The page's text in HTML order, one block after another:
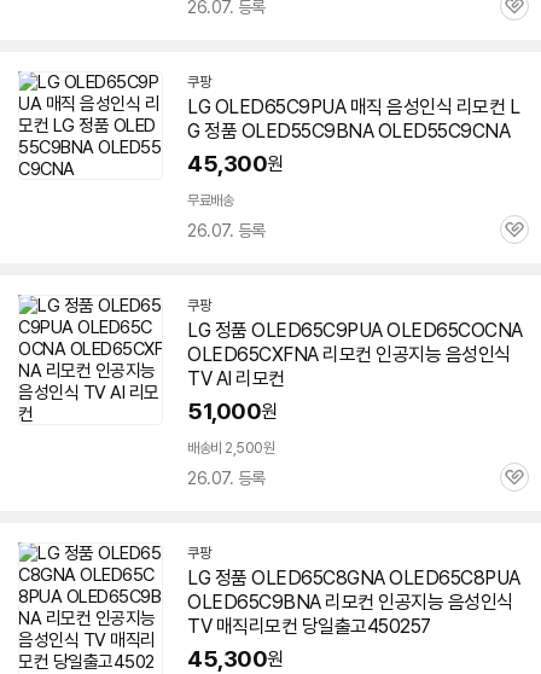
26.07. 등록
관
쿠팡
LG OLED65C9PUA 매직 음성인식 리모컨 L
G 정품 OLED55C9BNA OLED55C9CNA
45,300원
무료배송
26.07. 등록
관
쿠팡
LG 정품 OLED65C9PUA OLED65COCNA
OLED65CXFNA 리모컨 인공지능 음성인식
TV AI 리모컨
51,000원
배송비 2,500원
26.07. 등록
관
쿠팡
LG 정품 OLED65C8GNA OLED65C8PUA
OLED65C9BNA 리모컨 인공지능 음성인식
TV 매직리모컨 당일출고450257
45,300원